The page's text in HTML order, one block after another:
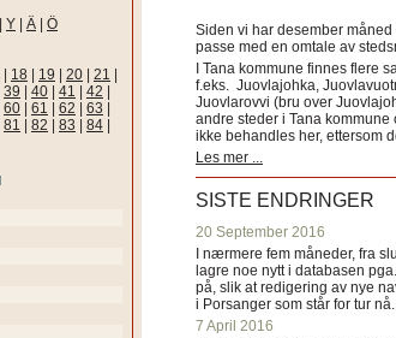
Y Ä Ö
18 19 20 21
39 40 41 42
60 61 62 63
81 82 83 84
Siden vi har desember
passe med en omtale av
I Tana kommune finnes flere
f.eks. Juovlajohka,
Juovlarovvi (bru over
andre steder i Tana kommune
ikke behandles her, ettersom
Les mer ...
SISTE ENDRINGER
20 September 2016
I nærmere fem måneder, fra
lagre noe nytt i databasen
på, slik at redigering av nye
i Porsanger som står for tur nå.
7 April 2016